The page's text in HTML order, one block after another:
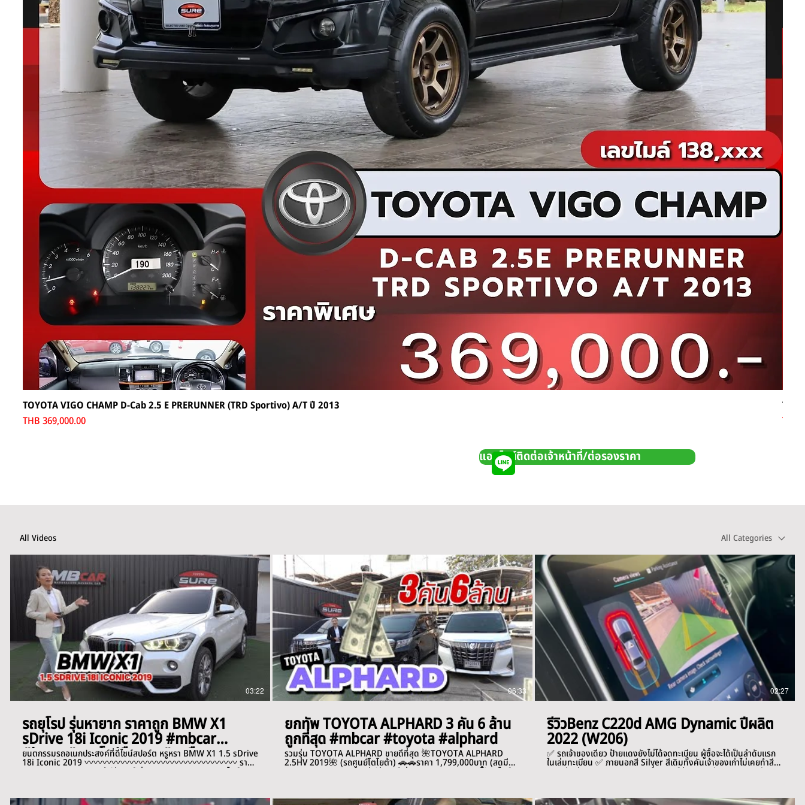
TOYOTA VIGO CHAMP D-Cab 2.5 E PRERUNNER (TRD Sportivo) A/T ปี 2013
Price
THB 369,000.00
Price
THB
แอดไลน์ติดต่อเจ้าหน้าที่/ต่อรองราคา
All Videos All Categories
03:22
รถยุโรป รุ่นหายาก ราคาถูก BMW X1
sDrive 18i Iconic 2019 #mbcar
#bmw #รถยุโรปมือสอง #รถมือสอง
ยนตกรรมรถอเนกประสงค์ที่ดีไซน์สปอร์ต หรูหรา BMW X1 1.5 sDrive
18i Iconic 2019 〰️〰️〰️〰️〰️〰️〰️〰️〰️〰️〰️〰️〰️〰️〰️〰️〰️ ราคา
พร้อมราวหลังคาสีดำ ✅เกียร์อัตโนมัติแบบ Steptronic Dual Clutch
06:33
ยกทัพ TOYOTA ALPHARD 3 คัน 6 ล้าน
ถูกที่สุด #mbcar #toyota #alphard
รวมรุ่น TOYOTA ALPHARD ขายดีที่สุด 🌺TOYOTA ALPHARD
2.5HV 2019🌺 (รถศูนย์โตโยต้า) 🚗🚗ราคา 1,799,000บาท (สดมี
vat 7% )🚗🚗 ⭐️เครดิตดีฟรีดาวน์ ผ่อน 36,xxx /84งวด ⏱️เลขไมล์
🚗ราคาสุดคุ้มวันนี้ 1,899,000บาท (สดมี vat 7% )🚗🚗 ⭐️เครดิตดี
02:27
รีวิวBenz C220d AMG Dynamic ปีผลิต
2022 (W206)
✅ รถเจ้าของเดียว ป้ายแดงยังไม่ได้จดทะเบียน ผู้ซื้อจะได้เป็นลำดับแรก
ในเล่มทะเบียน ✅ ภายนอกสี Silver สีเดิมทั้งคันเจ้าของเก่าไม่เคยทำสี
✅ วารันตีหมด 11/2025 ✅ เครื่องยนต์ดีเซล Turbo 2.0L 200 hp/
Lights ใหม่รอบคัน และ Welcome light ✅ จอสัมผัส MBUX ขนาด